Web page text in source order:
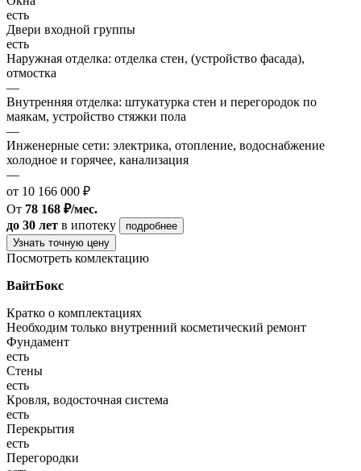
есть
Двери входной группы
есть
Наружная отделка: отделка стен, (устройство фасада),
отмостка
—
Внутренняя отделка: штукатурка стен и перегородок по
маякам, устройство стяжки пола
—
Инженерные сети: электрика, отопление, водоснабжение
холодное и горячее, канализация
—
от 10 166 000 ₽
От 78 168 ₽/мес.
до 30 лет в ипотеку
подробнее
Узнать точную цену
Посмотреть комлектацию
ВайтБокс
Кратко о комплектациях
Необходим только внутренний косметический ремонт
Фундамент
есть
Стены
есть
Кровля, водосточная система
есть
Перекрытия
есть
Перегородки